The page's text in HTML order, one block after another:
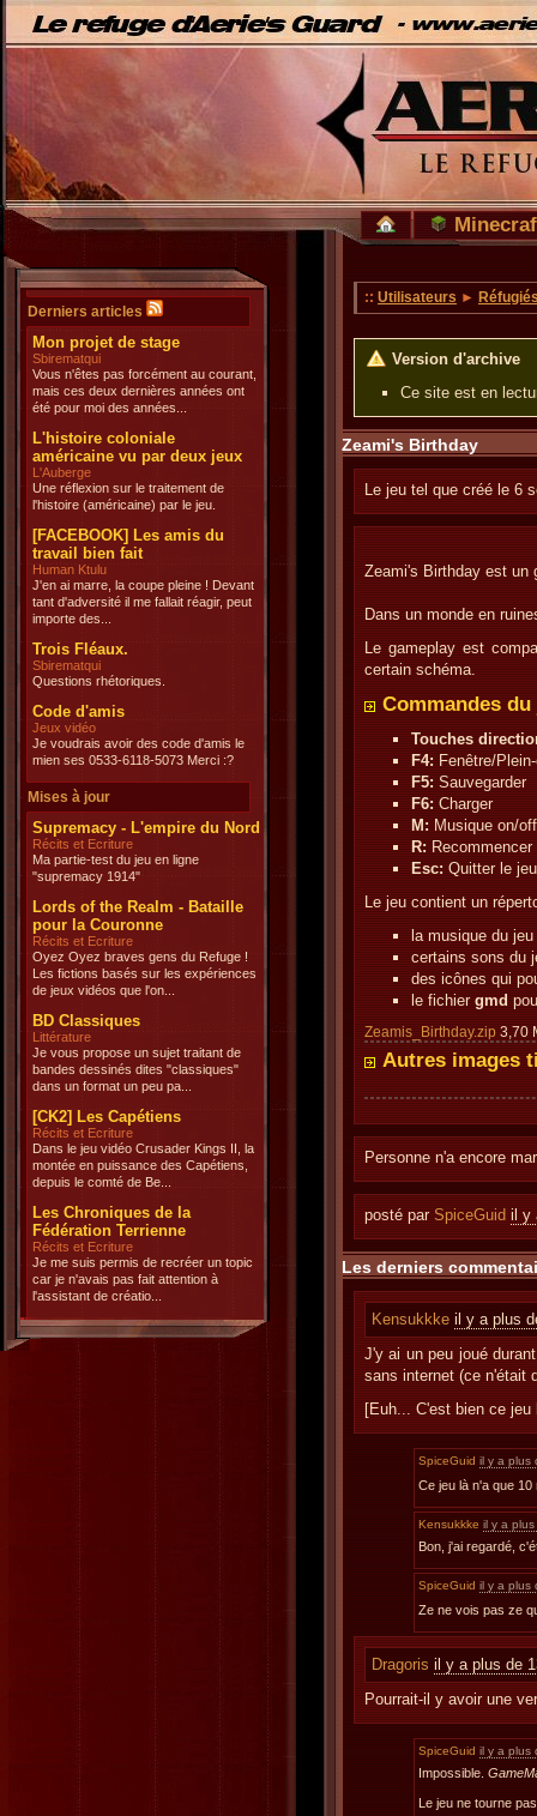
Derniers articles
Mon projet de stage
Sbirematqui
Vous n'êtes pas forcément au courant,
mais ces deux dernières années ont
été pour moi des années...
L'histoire coloniale
américaine vu par deux jeux
L'Auberge
Une réflexion sur le traitement de
l'histoire (américaine) par le jeu.
[FACEBOOK] Les amis du
travail bien fait
Human Ktulu
J'en ai marre, la coupe pleine ! Devant
tant d'adversité il me fallait réagir, peut
importe des...
Trois Fléaux.
Sbirematqui
Questions rhétoriques.
Code d'amis
Jeux vidéo
Je voudrais avoir des code d'amis le
mien ses 0533-6118-5073 Merci :?
Mises à jour
Supremacy - L'empire du Nord
Récits et Ecriture
Ma partie-test du jeu en ligne
"supremacy 1914"
Lords of the Realm - Bataille
pour la Couronne
Récits et Ecriture
Oyez Oyez braves gens du Refuge !
Les fictions basés sur les expériences
de jeux vidéos que l'on...
BD Classiques
Littérature
Je vous propose un sujet traitant de
bandes dessinés dites "classiques"
dans un format un peu pa...
[CK2] Les Capétiens
Récits et Ecriture
Dans le jeu vidéo Crusader Kings II, la
montée en puissance des Capétiens,
depuis le comté de Be...
Les Chroniques de la
Fédération Terrienne
Récits et Ecriture
Je me suis permis de recréer un topic
car je n'avais pas fait attention à
l'assistant de créatio...
:: Utilisateurs ►
Version d'archive
Ce site est en
Zeami's Birthday
Le jeu tel que créé le 6
Zeami's Birthday est un
Dans un monde en
Le gameplay est
certain schéma.
Commandes du
Touches
F4: Fenêtre/
F5: Sauvegarder
F6: Charger
M: Musique on/off
R:
Esc: Quitter le jeu
Le jeu contient un
la musique du jeu
certains sons du
des icônes qui
le fichier gmd
Zeamis_Birthday.zip 3,70
Autres images
Personne n'a encore
posté par SpiceGuid il y
Les derniers
Kensukkke il y a plus
J'y ai un peu joué
sans internet (ce n'était
[Euh... C'est bien ce
SpiceGuid il y a plus
Ce jeu là n'a que
Kensukkke il y a
Bon, j'ai regardé,
SpiceGuid il y a plus
Ze ne vois pas ze
Dragoris il y a plus de
Pourrait-il y avoir une
SpiceGuid il y a plus
Impossible.
Le jeu ne tourne